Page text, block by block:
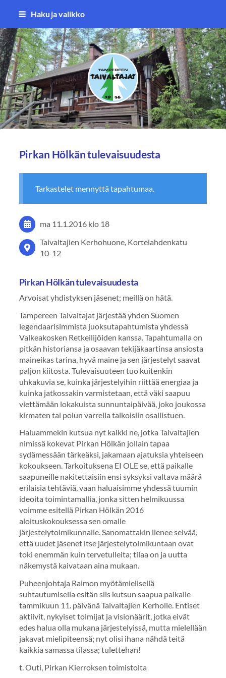
Siirry
sisältöön
Haku ja valikko
Tampereen Taivaltajat ry
Pirkan Hölkän tulevaisuudesta
Tarkastelet mennyttä tapahtumaa.
ma 11.1.2016 klo 18
Taivaltajien Kerhohuone, Kortelahdenkatu
10-12
Pirkan Hölkän tulevaisuudesta
Arvoisat yhdistyksen jäsenet; meillä on hätä.
Tampereen Taivaltajat järjestää yhden Suomen
legendaarisimmista juoksutapahtumista yhdessä
Valkeakosken Retkeilijöiden kanssa. Tapahtumalla on
pitkän historiansa ja osaavan tekijäkaartinsa ansiosta
maineikas tarina, hyvä maine ja sen järjestelyt saavat
paljon kiitosta. Tulevaisuuteen tuo kuitenkin
uhkakuvia se, kuinka järjestelyihin riittää energiaa ja
kuinka jatkossakin varmistetaan, että väki saapuu
viettämään lokakuista sunnuntaipäivää, joko joukossa
kirmaten tai polun varrella talkoisiin osallistuen.
Haluammekin kutsua nyt kaikki ne, jotka Taivaltajien
nimissä kokevat Pirkan Hölkän jollain tapaa
sydämessään tärkeäksi, jakamaan ajatuksia yhteiseen
kokoukseen. Tarkoituksena EI OLE se, että paikalle
saapuneille nakitettaisiin ensi syksyksi valtava määrä
erilaisia tehtäviä, vaan haluaisimme yhdessä tuumin
ideoita toimintamallia, jonka sitten helmikuussa
voimme esitellä Pirkan Hölkän 2016
aloituskokouksessa sen omalle
järjestelytoimikunnalle. Sanomattakin lienee selvää,
että uudet jäsenet itse järjestelytoimikuntaan ovat
toki enemmän kuin tervetulleita; tilaa on ja uutta
näkemystä kaivataan aina mukaan.
Puheenjohtaja Raimon myötämielisellä
suhtautumisella esitän siis kutsun saapua paikalle
tammikuun 11. päivänä Taivaltajien Kerholle. Entiset
aktiivit, nykyiset toimijat ja visionäärit, jotka eivät
edes halua olla mukana järjestelyissä, mutta mielellään
jakavat mielipiteensä; nyt olisi ihana nähdä teitä
kaikkia samassa tilassa; tulettehan!
t. Outi, Pirkan Kierroksen toimistolta